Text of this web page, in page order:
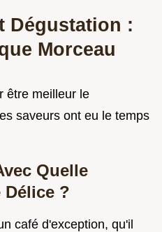
Dégustation :
Morceau
être meilleur le
saveurs ont eu le temps
Quelle
?
café d'exception, qu'il